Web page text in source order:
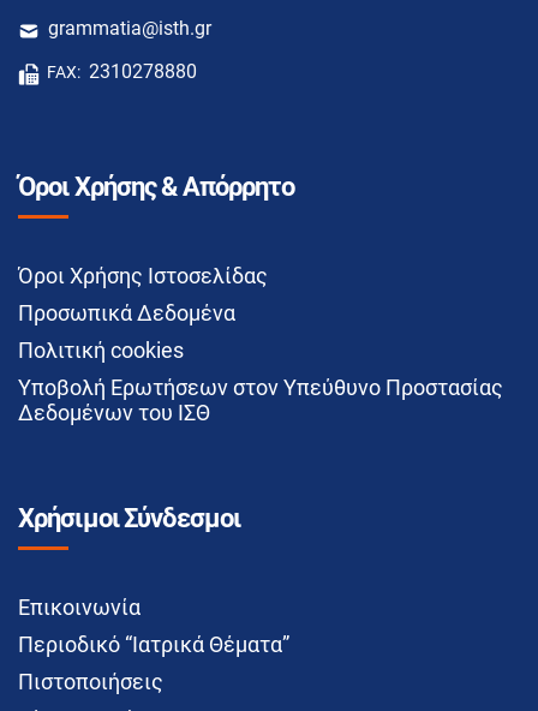
grammatia@isth.gr
FAX: 2310278880
Όροι Χρήσης & Απόρρητο
Όροι Χρήσης Ιστοσελίδας
Προσωπικά Δεδομένα
Πολιτική cookies
Υποβολή Ερωτήσεων στον Υπεύθυνο Προστασίας
Δεδομένων του ΙΣΘ
Χρήσιμοι Σύνδεσμοι
Επικοινωνία
Περιοδικό “Ιατρικά Θέματα”
Πιστοποιήσεις